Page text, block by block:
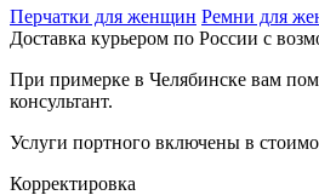
Перчатки для женщин Ремни для
Доставка курьером по России с
При примерке в Челябинске вам
консультант.
Услуги портного включены в
Корректировка